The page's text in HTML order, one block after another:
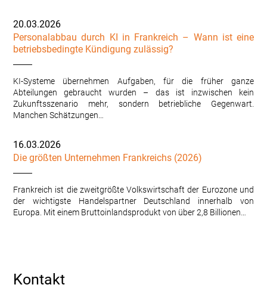
20.03.2026
Personalabbau durch KI in Frankreich – Wann ist eine
betriebsbedingte Kündigung zulässig?
KI-Systeme übernehmen Aufgaben, für die früher ganze
Abteilungen gebraucht wurden – das ist inzwischen kein
Zukunftsszenario mehr, sondern betriebliche Gegenwart.
Manchen Schätzungen…
16.03.2026
Die größten Unternehmen Frankreichs (2026)
Frankreich ist die zweitgrößte Volkswirtschaft der Eurozone und
der wichtigste Handelspartner Deutschland innerhalb von
Europa. Mit einem Bruttoinlandsprodukt von über 2,8 Billionen…
Kontakt